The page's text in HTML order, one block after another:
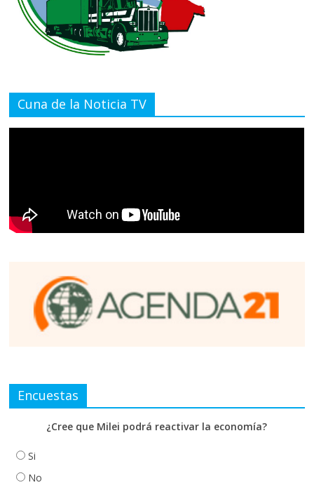
Cuna de la Noticia TV
Encuestas
¿Cree que Milei podrá reactivar la economía?
Si
No